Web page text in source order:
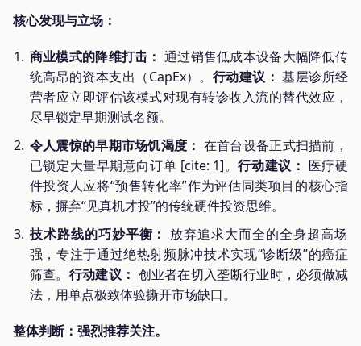
核心发现与立场：
商业模式的降维打击： 通过销售低成本设备大幅降低传
统高昂的资本支出（CapEx）。 行动建议： 基层诊所经
营者应立即评估该模式对现有转诊收入流的替代效应，
尽早锁定早期测试名额。
令人震惊的早期市场饥渴度： 在首台设备正式扫描前，
已锁定大量早期意向订单 [cite: 1]。行动建议： 医疗硬
件投资人应将“预售转化率”作为评估同类项目的核心指
标，摒弃“见真机才投”的传统硬件投资思维。
技术路线的巧妙平衡： 放弃追求大而全的全身超高场
强，专注于通过绝热射频脉冲技术实现“诊断级”的癌症
筛查。 行动建议： 创业者在切入垄断行业时，必须做减
法，用单点极致体验撕开市场缺口。
整体判断：强烈推荐关注。